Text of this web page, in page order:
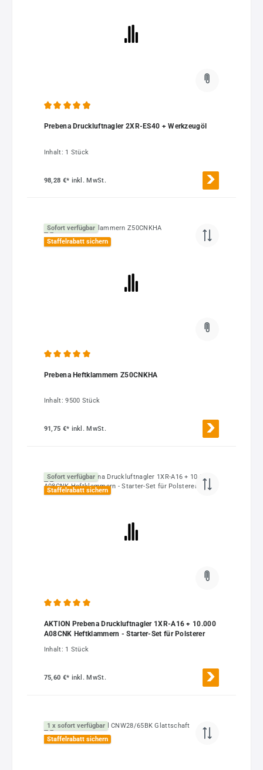
Prebena Druckluftnagler 2XR-ES40 + Werkzeugöl
Inhalt: 1 Stück
98,28 €* inkl. MwSt.
Sofort verfügbar
Staffelrabatt sichern
Prebena Heftklammern Z50CNKHA
Inhalt:9500 Stück
91,75 €* inkl. MwSt.
Sofort verfügbar
Staffelrabatt sichern
AKTION Prebena Druckluftnagler 1XR-A16 + 10.000
A08CNK Heftklammern - Starter-Set für Polsterer
Inhalt: 1 Stück
75,60 €* inkl. MwSt.
1 x sofort verfügbar
Staffelrabatt sichern